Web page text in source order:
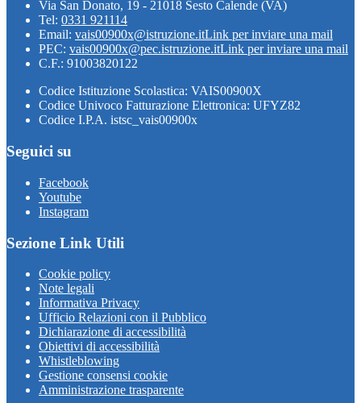
Via San Donato, 19 - 21018 Sesto Calende (VA)
Tel: 0331 921114
Email: vais00900x@istruzione.itLink per inviare una mail
PEC: vais00900x@pec.istruzione.itLink per inviare una mail
C.F.: 91003820122
Codice Istituzione Scolastica: VAIS00900X
Codice Univoco Fatturazione Elettronica: UFYZ82
Codice I.P.A. istsc_vais00900x
Seguici su
Facebook
Youtube
Instagram
Sezione Link Utili
Cookie policy
Note legali
Informativa Privacy
Ufficio Relazioni con il Pubblico
Dichiarazione di accessibilità
Obiettivi di accessibilità
Whistleblowing
Gestione consensi cookie
Amministrazione trasparente